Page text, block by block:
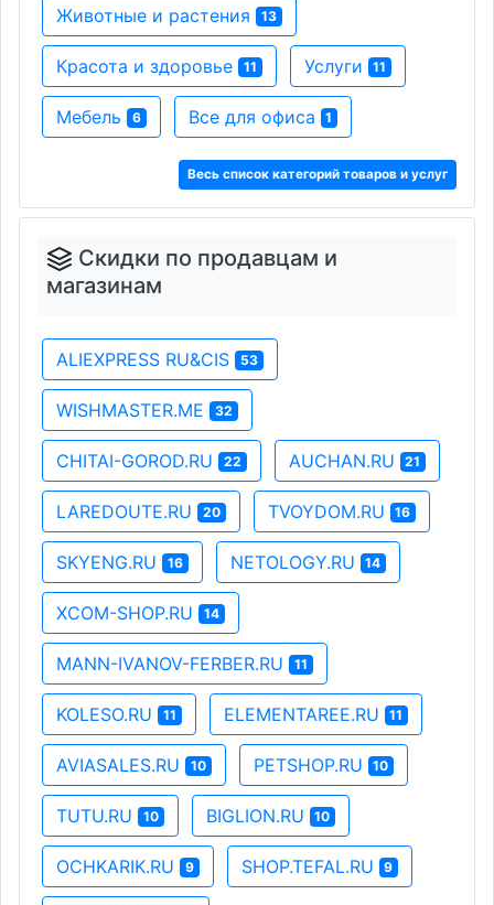
Животные и растения 13
Красота и здоровье 11 Услуги 11
Мебель 6 Все для офиса 1
Весь список категорий товаров и услуг
Скидки по продавцам и
магазинам
ALIEXPRESS RU&CIS 53
WISHMASTER.ME 32
CHITAI-GOROD.RU 22 AUCHAN.RU 21
LAREDOUTE.RU 20 TVOYDOM.RU 16
SKYENG.RU 16 NETOLOGY.RU 14
XCOM-SHOP.RU 14
MANN-IVANOV-FERBER.RU 11
KOLESO.RU 11 ELEMENTAREE.RU 11
AVIASALES.RU 10 PETSHOP.RU 10
TUTU.RU 10 BIGLION.RU 10
OCHKARIK.RU 9 SHOP.TEFAL.RU 9